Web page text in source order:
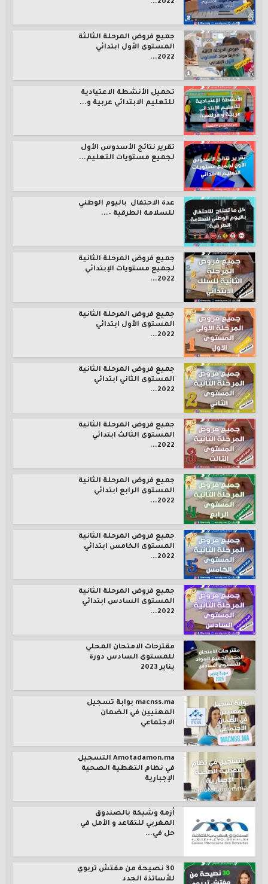
2022...
جميع فروض المرحلة الثالثة
المستوى الأول ابتدائي
2022...
تحميل الأنشطة الاعتيادية
للتعليم الابتدائي عربية و...
تقرير نتائج الأسدوس الأول
لجميع مستويات التعليم...
عدة الاحتفال باليوم الوطني
للسلامة الطرقية –...
جميع فروض المرحلة الثانية
لجميع مستويات الإبتدائي
2022...
جميع فروض المرحلة الثانية
المستوى الأول ابتدائي
2022...
جميع فروض المرحلة الثانية
المستوى الثاني ابتدائي
2022...
جميع فروض المرحلة الثانية
المستوى الثالث ابتدائي
2022...
جميع فروض المرحلة الثانية
المستوى الرابع ابتدائي
2022...
جميع فروض المرحلة الثانية
المستوى الخامس ابتدائي
2022...
جميع فروض المرحلة الثانية
المستوى السادس ابتدائي
2022...
مقترحات الامتحان المحلي
للمستوى السادس دورة
يناير 2023
macnss.ma بوابة تسجيل
المهنيين في الضمان
الاجتماعي
Amotadamon.ma التسجيل
في نظام التغطية الصحية
الإجبارية
أزمة وشيكة بالصندوق
المغربي للتقاعد و الأمل في
حل في...
30 نصيحة من مفتش تربوي
للأساتذة الجدد